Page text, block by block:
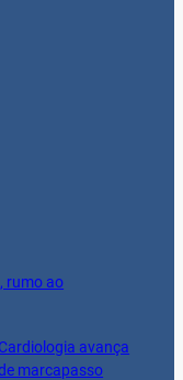
rumo ao
avança
marcapasso